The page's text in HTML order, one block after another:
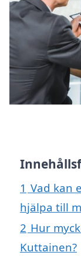
1 Vad kan
hjälpa till
2 Hur
Kuttainen?